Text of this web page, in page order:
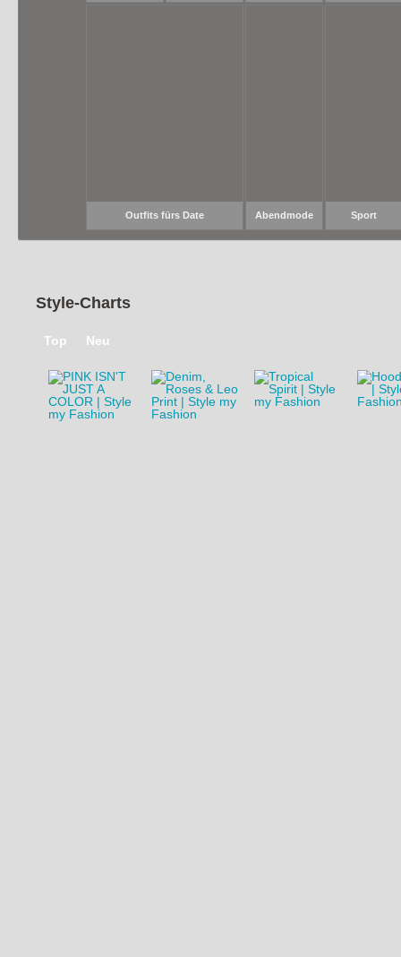
Outfits fürs Date Abendmode Sport
Style-Charts
Top Neu